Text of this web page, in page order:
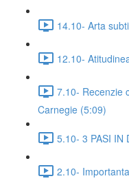
14.10- Arta
12.10-
7.10- Recenzie
Carnegie (5:09)
5.10- 3 PASI IN
2.10-